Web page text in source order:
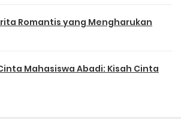
Romantis yang Mengharukan
Mahasiswa Abadi: Kisah Cinta